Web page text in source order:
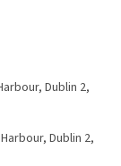
Dublin 2,
Dublin 2,